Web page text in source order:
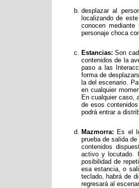
desplazar al
localizando de
conocen
personaje choca
Estancias: Son
contenidos de la
paso a las
forma de
la del escenario.
en cualquier
En cualquier caso,
de esos
podrá entrar a
Mazmorra: Es el
prueba de salida
contenidos
activo y locutado.
posibilidad de
esa estancia, o
teclado, habrá de
regresará al